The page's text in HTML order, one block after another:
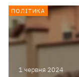
1 червня 2024
ПОЛІТИКА